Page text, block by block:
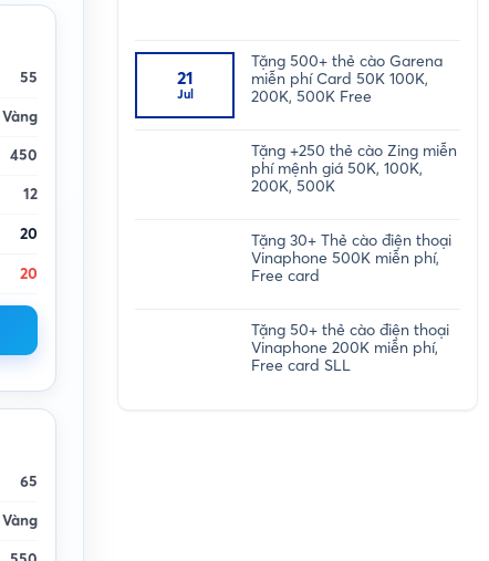
55
Vàng
450
12
20
20
65
Vàng
21
Jul
Tặng 500+ thẻ cào Garena
miễn phí Card 50K 100K,
200K, 500K Free
Tặng +250 thẻ cào Zing miễn
phí mệnh giá 50K, 100K,
200K, 500K
Tặng 30+ Thẻ cào điện thoại
Vinaphone 500K miễn phí,
Free card
Tặng 50+ thẻ cào điện thoại
Vinaphone 200K miễn phí,
Free card SLL